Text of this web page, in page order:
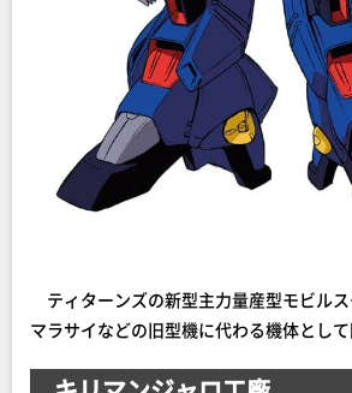
ティターンズの新型主力量産型モビルス
マラサイなどの旧型機に代わる機体として